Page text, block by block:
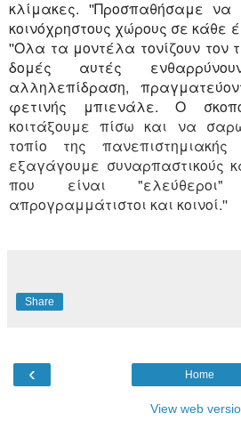
κλίμακες. ''Προσπαθήσαμε να
κοινόχρηστους χώρους σε κάθε
''Ολα τα μοντέλα τονίζουν τον
δομές αυτές
αλληλεπίδραση,
φετινής μπιενάλε. Ο
κοιτάξουμε πίσω και να
τοπίο της πανεπιστημιακής
εξαγάγουμε συναρπαστικούς
που είναι "ελεύθεροι"
απρογραμμάτιστοι και κοινοί.''
Share
‹ Home
View web